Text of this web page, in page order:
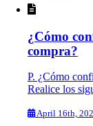
¿Cómo
compra?
P. ¿Cómo
Realice los
April 16th,